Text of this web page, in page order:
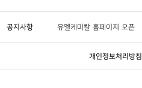
공지사항 유엘케미칼 홈페이지 오픈
개인정보처리방침